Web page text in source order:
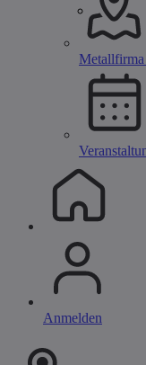
Metallfirma
Anmelden